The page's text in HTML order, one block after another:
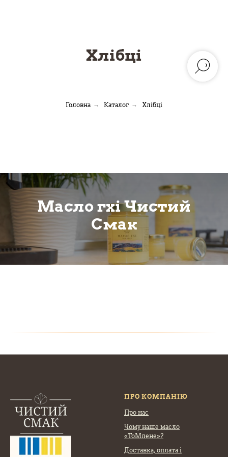
Хлібці
Головна → Каталог → Хлібці
Масло гхі Чистий
Смак
ПРО КОМПАНІЮ
Про нас
Чому наше масло
«ТоМлене»?
Доставка, оплата і